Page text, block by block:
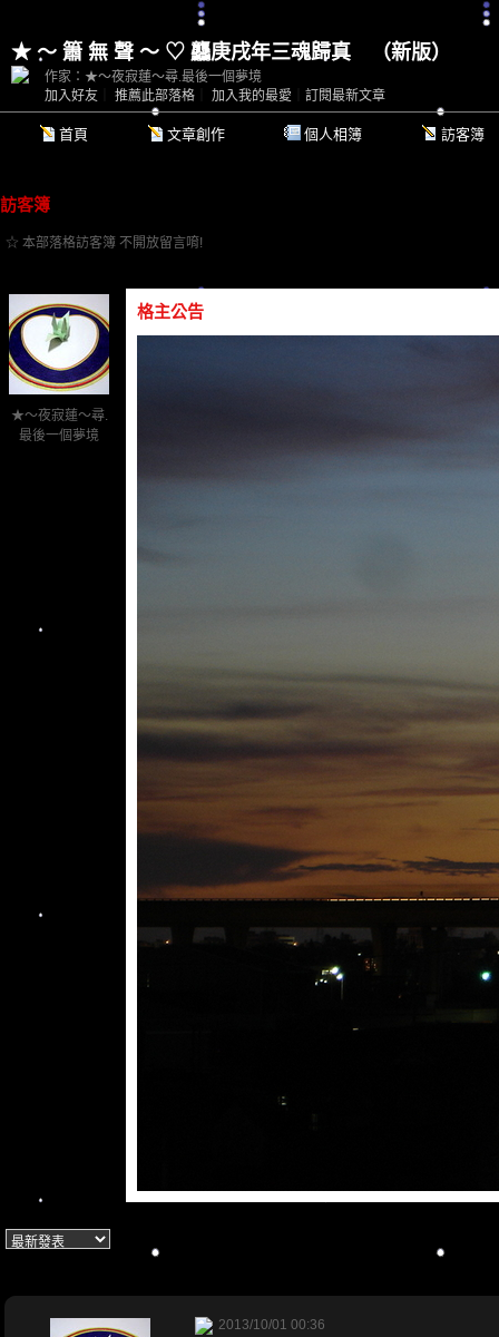
★ ～ 簫 無 聲 ～ ♡ 龘庚戌年三魂歸真 （新版）
首頁 文章創作 個人相簿 訪客簿
加入好友 推薦此部落格 加入我的最愛 訂閱最新文章
作家：★～夜寂蓮～尋.最後一個夢境
訪客簿
☆ 本部落格訪客簿 不開放留言唷!
★～夜寂蓮～尋.
最後一個夢境
格主公告
2013/10/01 00:36